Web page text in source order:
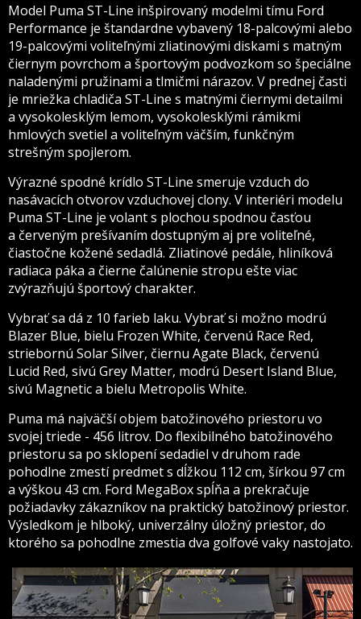
Model Puma ST-Line inšpirovaný modelmi tímu Ford
Performance je štandardne vybavený 18-palcovými alebo
19-palcovými voliteľnými zliatinovými diskami s matným
čiernym povrchom a športovým podvozkom so špeciálne
naladenými pružinami a tlmičmi nárazov. V prednej časti
je mriežka chladiča ST-Line s matnými čiernymi detailmi
a vysokolesklým lemom, vysokolesklými rámikmi
hmlových svetiel a voliteľným väčším, funkčným
strešným spojlerom.
Výrazné spodné krídlo ST-Line smeruje vzduch do
nasávacích otvorov vzduchovej clony. V interiéri modelu
Puma ST-Line je volant s plochou spodnou časťou
a červeným prešívaním dostupným aj pre voliteľné,
čiastočne kožené sedadlá. Zliatinové pedále, hliníková
radiaca páka a čierne čalúnenie stropu ešte viac
zvýrazňujú športový charakter.
Vybrať sa dá z 10 farieb laku. Vybrať si možno modrú
Blazer Blue, bielu Frozen White, červenú Race Red,
striebornú Solar Silver, čiernu Agate Black, červenú
Lucid Red, sivú Grey Matter, modrú Desert Island Blue,
sivú Magnetic a bielu Metropolis White.
Puma má najväčší objem batožinového priestoru vo
svojej triede - 456 litrov. Do flexibilného batožinového
priestoru sa po sklopení sedadiel v druhom rade
pohodlne zmestí predmet s dĺžkou 112 cm, šírkou 97 cm
a výškou 43 cm. Ford MegaBox spĺňa a prekračuje
požiadavky zákazníkov na praktický batožinový priestor.
Výsledkom je hlboký, univerzálny úložný priestor, do
ktorého sa pohodlne zmestia dva golfové vaky nastojato.